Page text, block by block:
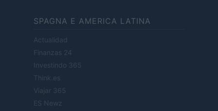
SPAGNA E AMERICA LATINA
Actualidad
Finanzas 24
Investindo 365
Think.es
Viajar 365
ES Newz